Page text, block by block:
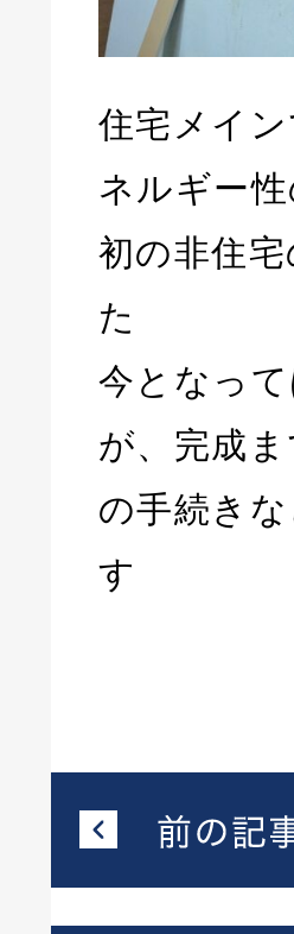
住宅メイ
ネルギー
初の非住
た
今となっ
が、完成
の手続き
す